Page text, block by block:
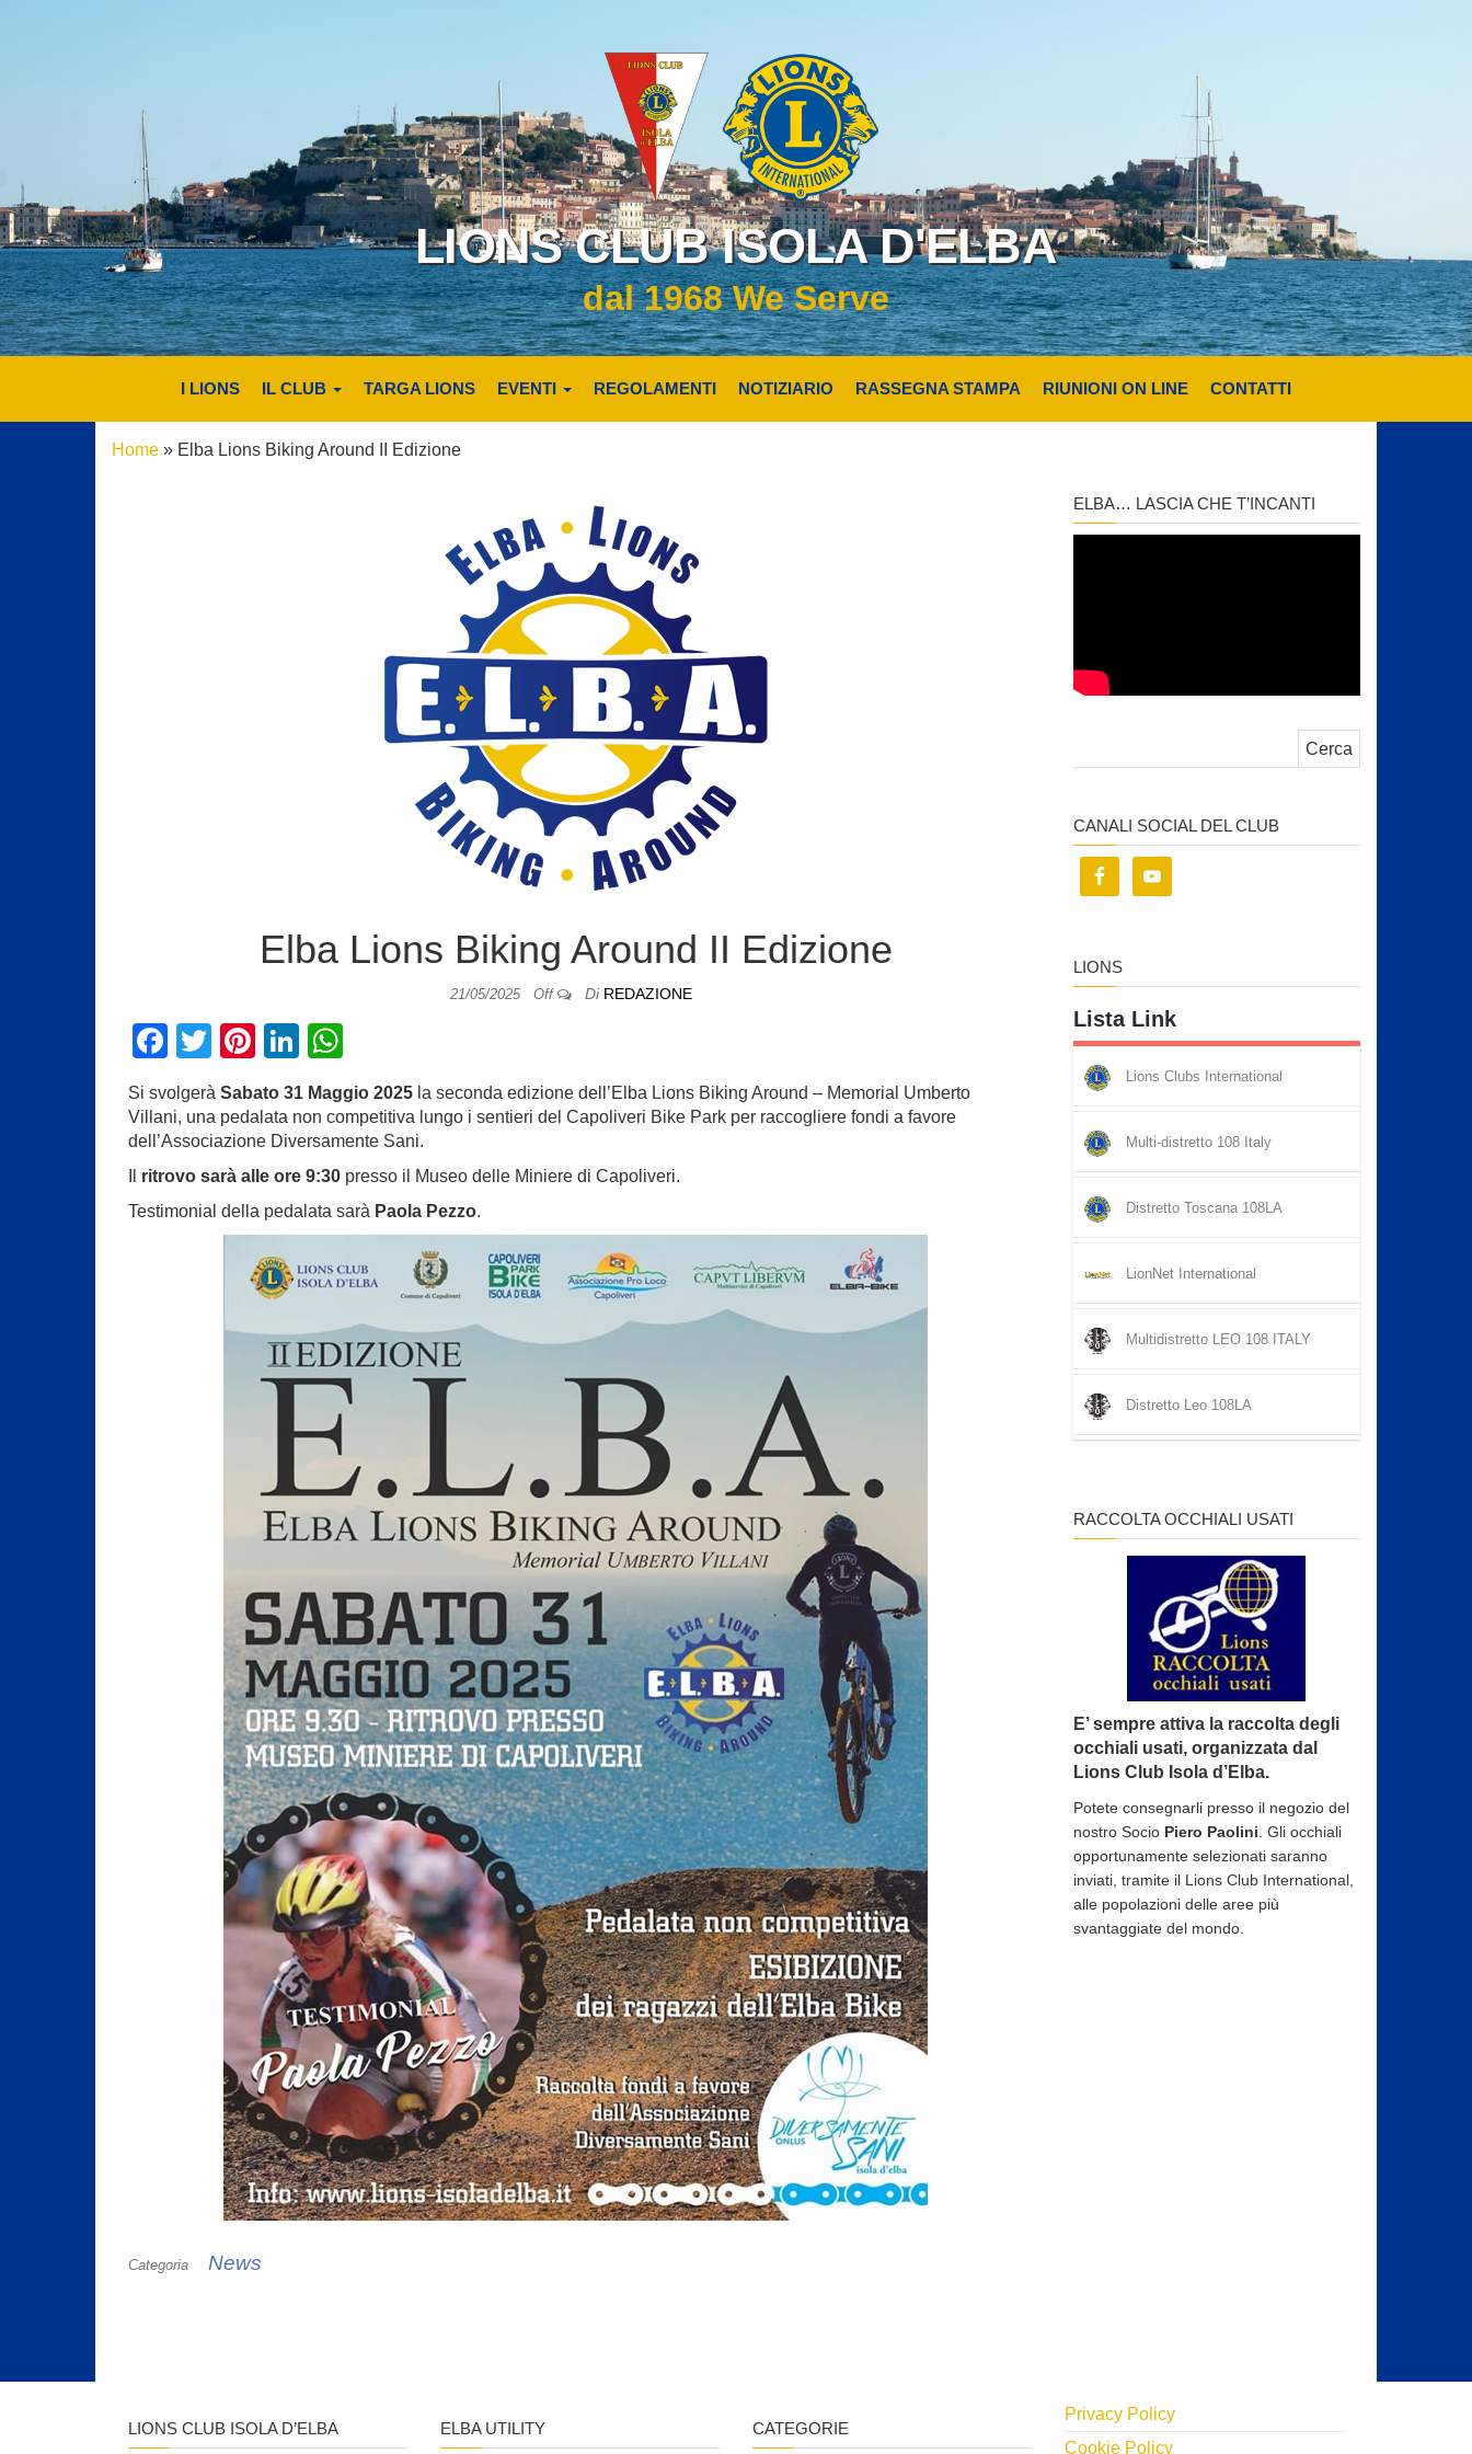
LIONS CLUB ISOLA D'ELBA
dal 1968 We Serve
I LIONS IL CLUB TARGA LIONS EVENTI REGOLAMENTI NOTIZIARIO RASSEGNA STAMPA RIUNIONI ON LINE CONTATTI
Home » Elba Lions Biking Around II Edizione
Elba Lions Biking Around II Edizione
21/05/2025 Off Di REDAZIONE
F
a
c
e
b
o
T
wi
tt
er
Pi
er
e
st
Li
n
k
e
dI
n
h
at
s
A
p
Si svolgerà Sabato 31 Maggio 2025 la seconda edizione dell’Elba Lions Biking Around – Memorial Umberto
Villani, una pedalata non competitiva lungo i sentieri del Capoliveri Bike Park per raccogliere fondi a favore
dell’Associazione Diversamente Sani.
ritrovo sarà alle ore 9:30 presso il Museo delle Miniere di Capoliveri.
Testimonial della pedalata sarà Paola Pezzo.
Categoria News
ELBA… LASCIA CHE T’INCANTI
CANALI SOCIAL DEL CLUB
LIONS
Lista Link
Lions Clubs International
Multi-distretto 108 Italy
Distretto Toscana 108LA
LionNet International
Multidistretto LEO 108 ITALY
Distretto Leo 108LA
RACCOLTA OCCHIALI USATI
E’ sempre attiva la raccolta degli
occhiali usati, organizzata dal
Lions Club Isola d’Elba.
Potete consegnarli presso il negozio del
nostro Socio Piero Paolini. Gli occhiali
opportunamente selezionati saranno
inviati, tramite il Lions Club International,
alle popolazioni delle aree più
svantaggiate del mondo.
LIONS CLUB ISOLA D’ELBA ELBA UTILITY CATEGORIE
Privacy Policy
Cookie Policy